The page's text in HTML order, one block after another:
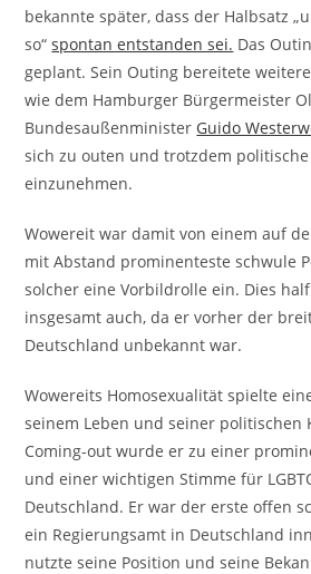
bekannte später, dass der Halbsatz
so“spontan entstanden sei. Das
geplant. Sein Outing bereitete
wie dem Hamburger Bürgermeister
Bundesaußenminister Guido
sich zu outen und trotzdem
einzunehmen.
Wowereit war damit von einem auf
mit Abstand prominenteste schwule
solcher eine Vorbildrolle ein. Dies
insgesamt auch, da er vorher der
Deutschland unbekannt war.
Wowereits Homosexualität spielte
seinem Leben und seiner politischen
Coming-out wurde er zu einer
und einer wichtigen Stimme für
Deutschland. Er war der erste offen
ein Regierungsamt in Deutschland
nutzte seine Position und seine